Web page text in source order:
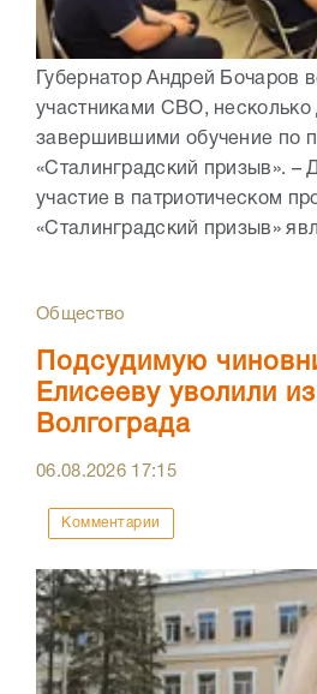
Губернатор Андрей Бочаров
участниками СВО, несколько
завершившими обучение по
«Сталинградский призыв». –
участие в патриотическом
«Сталинградский призыв»
Общество
Подсудимую
Елисееву уволили
Волгограда
06.08.2026 17:15
Комментарии